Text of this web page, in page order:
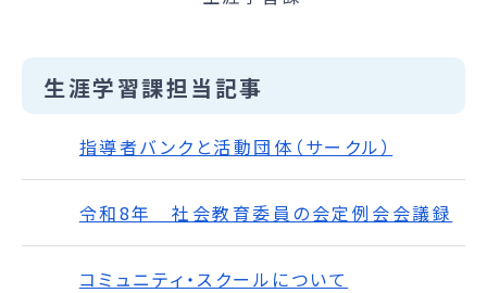
生涯学習課担当記事
指導者バンクと活動団体（サークル）
令和8年 社会教育委員の会定例会会議録
コミュニティ・スクールについて